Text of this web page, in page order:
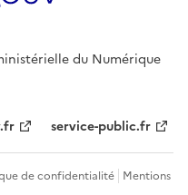
du Numérique
service-public.fr
de confidentialité Mentions